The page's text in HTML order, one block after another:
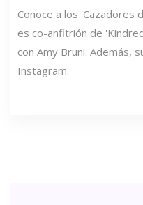
Conoce a los 'Cazadores
es co-anfitrión de
con Amy Bruni. Además,
Instagram.